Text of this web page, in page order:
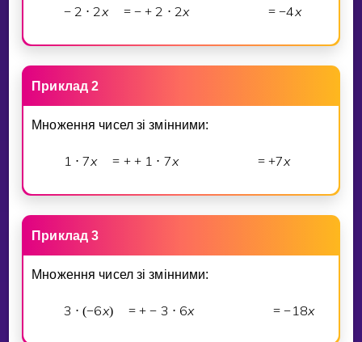
− 2 ⋅ 2x = − + 2 ⋅ 2x = −4x
Приклад 2
Множення чисел зi змiнними:
1 ⋅ 7x = + + 1 ⋅ 7x = +7x
Приклад 3
Множення чисел зi змiнними:
3 ⋅ (−6x) = + − 3 ⋅ 6x = −18x